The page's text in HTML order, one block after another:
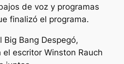
de voz y programas
finalizó el programa.
Big Bang Despegó,
el escritor Winston Rauch